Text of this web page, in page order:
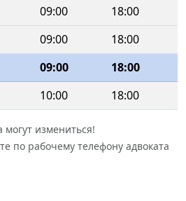
09:00
18:00
09:00
18:00
09:00
18:00
10:00 18:00
измениться!
по рабочему телефону адвоката